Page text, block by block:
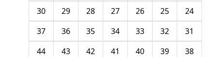
24
25
26
27
28
29
30
31
32
33
34
35
36
37
38
39
40
41
42
43
44